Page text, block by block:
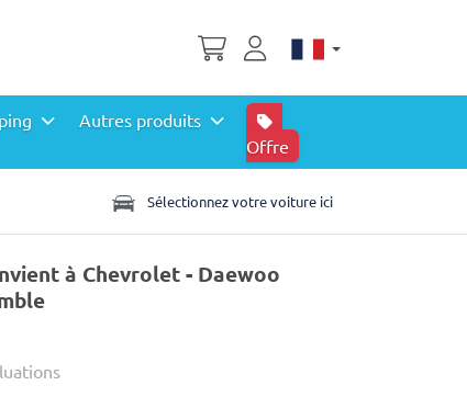
Autres produits
Offre
Sélectionnez votre voiture ici
à Chevrolet - Daewoo